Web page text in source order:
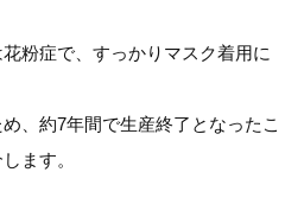
粉症で、すっかりマスク着用に
、約7年間で生産終了となったこ
ます。